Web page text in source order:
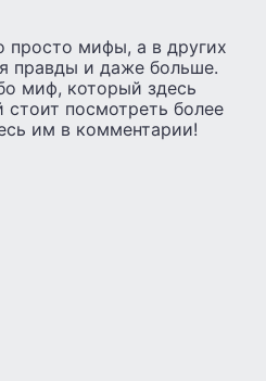
мифы, а в других
правды и даже больше.
миф, который здесь
стоит посмотреть более
им в комментарии!